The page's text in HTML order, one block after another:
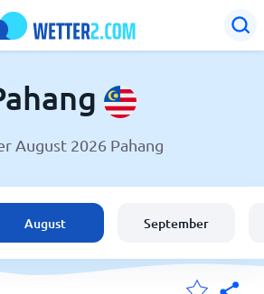
August 2026 Pahang
August September